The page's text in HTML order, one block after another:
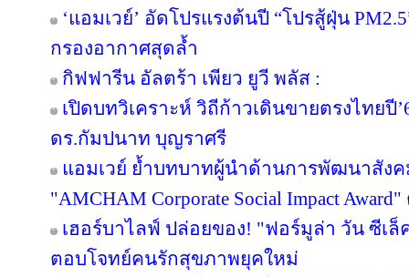
‘แอมเวย์’ อัดโปรแรงต้นปี “โปรสู้ฝุ่น
กรองอากาศสุดล้ำ
กิฟฟารีน อัลตร้า เพียว ยูวี พลัส :
เปิดบทวิเคราะห์ วิถีก้าวเดินขายตรงไทยปี
ดร.กัมปนาท บุญราศรี
แอมเวย์ ย้ำบทบาทผู้นำด้านการพัฒนาสังค
"AMCHAM Corporate Social Impact
เฮอร์บาไลฟ์ ปล่อยของ! "ฟอร์มูล่า วัน ซีเ
ตอบโจทย์คนรักสุขภาพยุคใหม่